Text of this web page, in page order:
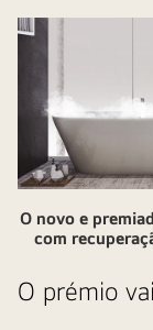
O novo e
com
O prémio